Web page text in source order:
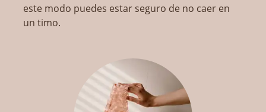
este modo puedes estar seguro de no caer en
un timo.